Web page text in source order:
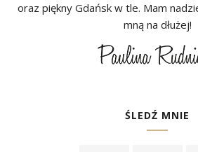
oraz piękny Gdańsk w tle. Mam
mną na dłużej!
ŚLEDŹ MNIE